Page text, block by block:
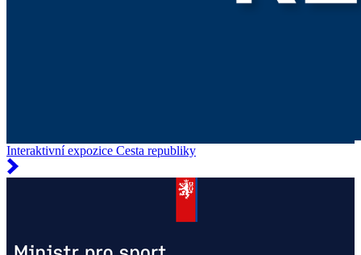
Interaktivní expozice Cesta republiky